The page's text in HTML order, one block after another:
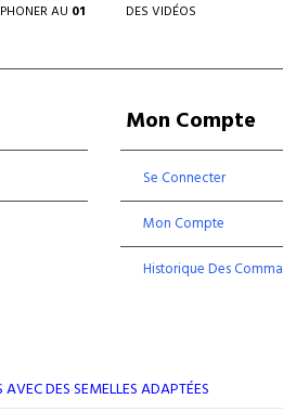
AU 01
DES VIDÉOS
Mon Compte
Se Connecter
Mon Compte
Historique Des
DES SEMELLES ADAPTÉES